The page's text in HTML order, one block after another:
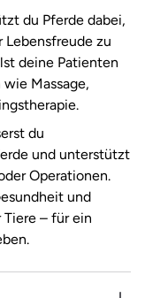
du Pferde dabei,
zu
deine Patienten
Massage,
du
und unterstützt
Operationen.
und
– für ein